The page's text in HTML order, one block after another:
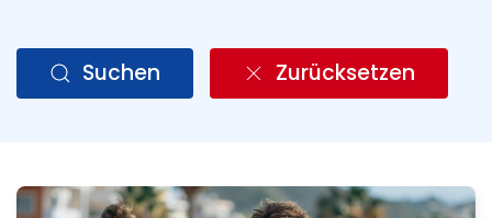
Suchen Zurücksetzen